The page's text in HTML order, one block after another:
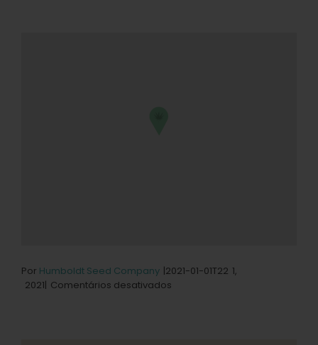
Por Humboldt Seed Company |2021-01-01T22 1,
2021| Comentários desativados